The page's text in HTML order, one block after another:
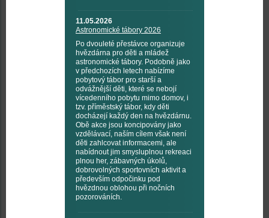
11.05.2026
Astronomické tábory 2026
Po dvouleté přestávce organizuje
hvězdárna pro děti a mládež
astronomické tábory. Podobně jako
v předchozích letech nabízíme
pobytový tábor pro starší a
odvážnější děti, které se nebojí
vícedenního pobytu mimo domov, i
tzv. příměstský tábor, kdy děti
docházejí každý den na hvězdárnu.
Obě akce jsou koncipovány jako
vzdělávací, naším cílem však není
děti zahlcovat informacemi, ale
nabídnout jim smysluplnou rekreaci
plnou her, zábavných úkolů,
dobrovolných sportovních aktivit a
především odpočinku pod
hvězdnou oblohou při nočních
pozorováních.